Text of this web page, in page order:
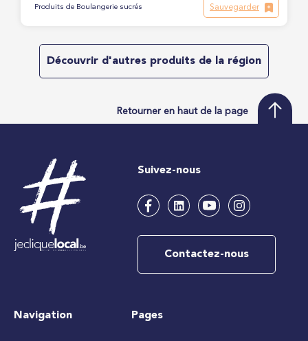
Produits de Boulangerie sucrés Sauvegarder
Découvrir d'autres produits de la région
Retourner en haut de la page
Suivez-nous
Contactez-nous
Navigation Pages